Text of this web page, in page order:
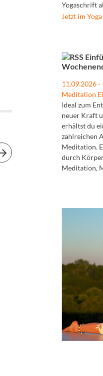
Yogaschrift
Jetzt im
11.09.2026 -
Meditation
Ideal zum
neuer Kraft
erhältst du
zahlreichen
Meditation.
durch
Meditation,